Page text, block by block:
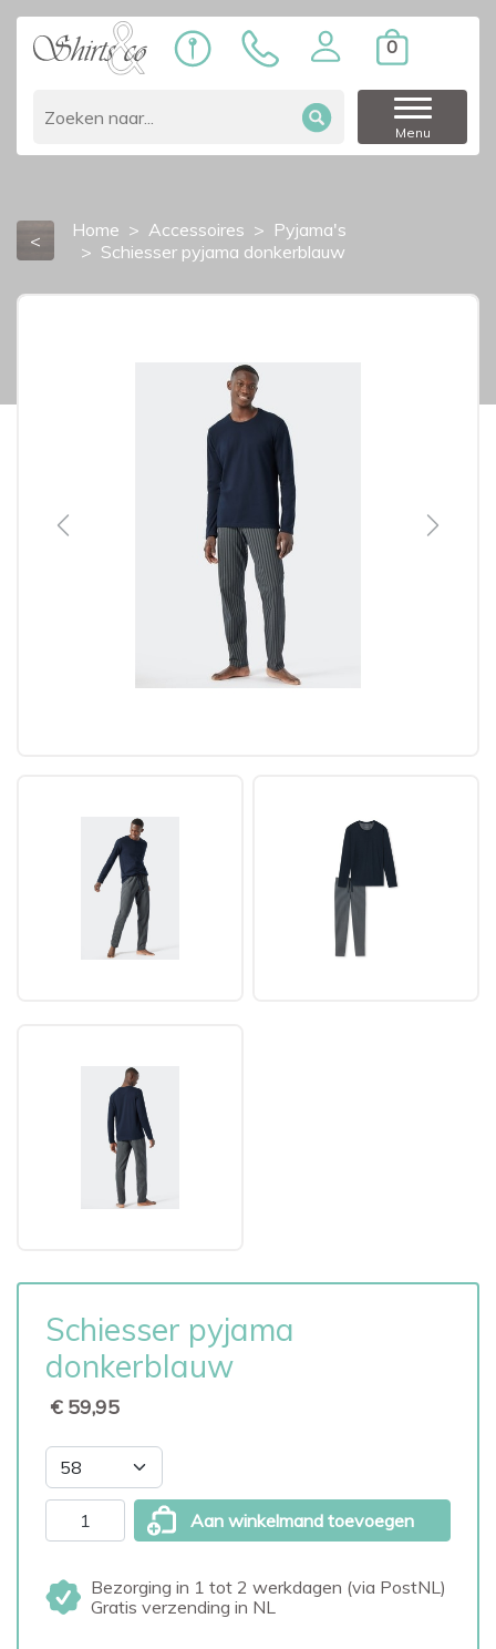
0
Menu
< Home Accessoires
Pyjama's
Schiesser pyjama donkerblauw
Previous Next
Schiesser pyjama
donkerblauw
€ 59,95
Aan winkelmand toevoegen
Bezorging in 1 tot 2 werkdagen (via PostNL)
Gratis verzending in NL